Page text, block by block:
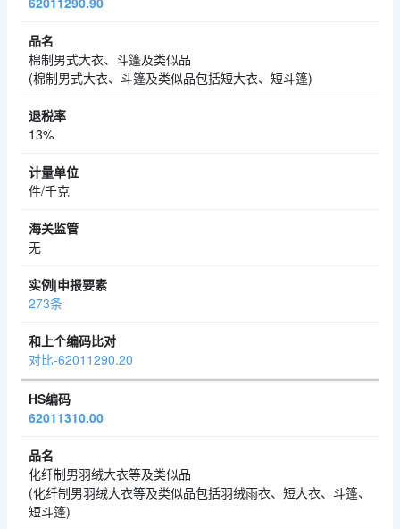
棉制男式大衣、斗篷及类似品
(棉制男式大衣、斗篷及类似品包括短大衣、短斗篷)
13%
件/千克
无
273条
对比-62011290.20
62011310.00
化纤制男羽绒大衣等及类似品
(化纤制男羽绒大衣等及类似品包括羽绒雨衣、短大衣、斗篷、
短斗篷)